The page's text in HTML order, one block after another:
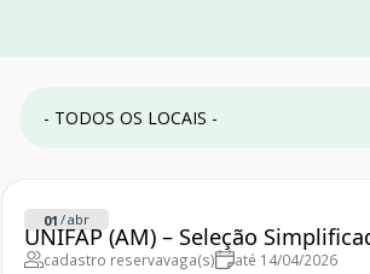
01 /abr
UNIFAP (AM) – Seleção
cadastro reservavaga(s) até 14/04/2026